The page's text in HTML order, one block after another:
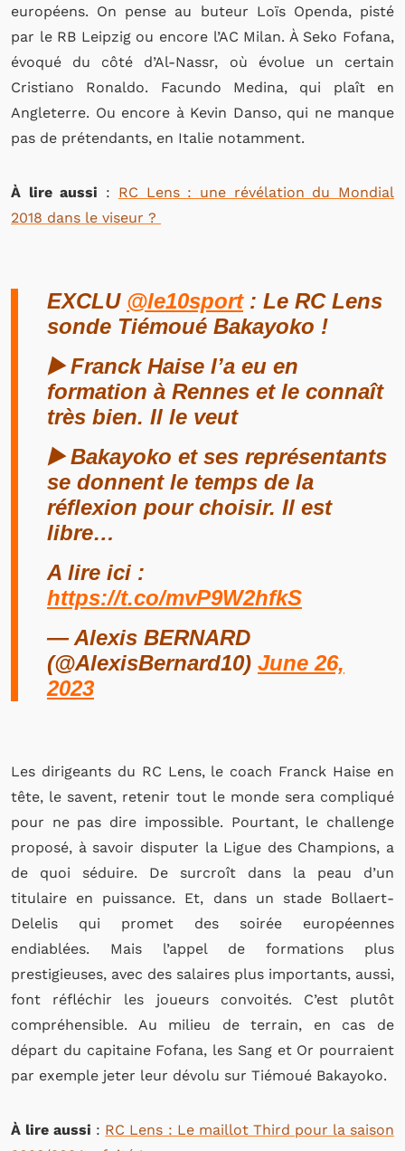
européens. On pense au buteur Loïs Openda, pisté
par le RB Leipzig ou encore l’AC Milan. À Seko Fofana,
évoqué du côté d’Al-Nassr, où évolue un certain
Cristiano Ronaldo. Facundo Medina, qui plaît en
Angleterre. Ou encore à Kevin Danso, qui ne manque
pas de prétendants, en Italie notamment.
À lire aussi : RC Lens : une révélation du Mondial
2018 dans le viseur ?
EXCLU @le10sport: Le RC Lens
sonde Tiémoué Bakayoko !
▶️ Franck Haise l’a eu en
formation à Rennes et le connaît
très bien. Il le veut
▶️ Bakayoko et ses représentants
se donnent le temps de la
réflexion pour choisir. Il est
libre…
A lire ici :
https://t.co/mvP9W2hfkS
— Alexis BERNARD
(@AlexisBernard10) June 26,
2023
Les dirigeants du RC Lens, le coach Franck Haise en
tête, le savent, retenir tout le monde sera compliqué
pour ne pas dire impossible. Pourtant, le challenge
proposé, à savoir disputer la Ligue des Champions, a
de quoi séduire. De surcroît dans la peau d’un
titulaire en puissance. Et, dans un stade Bollaert-
Delelis qui promet des soirée européennes
endiablées. Mais l’appel de formations plus
prestigieuses, avec des salaires plus importants, aussi,
font réfléchir les joueurs convoités. C’est plutôt
compréhensible. Au milieu de terrain, en cas de
départ du capitaine Fofana, les Sang et Or pourraient
par exemple jeter leur dévolu sur Tiémoué Bakayoko.
À lire aussi : RC Lens : Le maillot Third pour la saison